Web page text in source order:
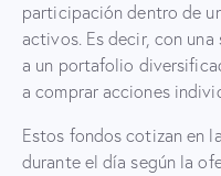
participación dentro de
activos. Es decir, con
a un portafolio
a comprar acciones
Estos fondos cotizan en
durante el día según la